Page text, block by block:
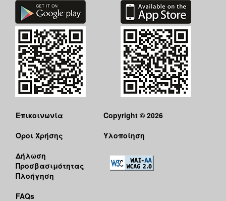
Επικοινωνία
Όροι Χρήσης
Δήλωση
Προσβασιμότητας
Πλοήγηση
FAQs
Copyright © 2026
Υλοποίηση